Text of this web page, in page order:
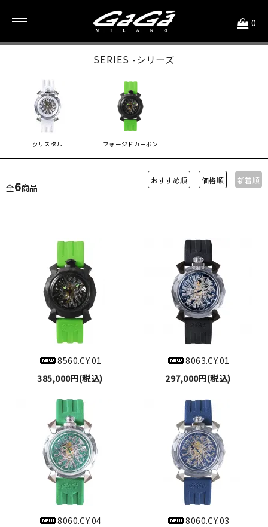
0
CRYSTAL 45MM
SERIES -シリーズ
クリスタル フォージドカーボン
全6商品
おすすめ順 価格順 新着順
8560.CY.01
385,000円(税込)
8063.CY.01
297,000円(税込)
8060.CY.04
8060.CY.03